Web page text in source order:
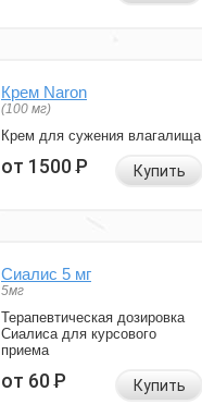
Крем Naron
(100 мг)
Крем для сужения влагалища
от 1500Р Купить
Сиалис 5 мг
5мг
Терапевтическая дозировка
Сиалиса для курсового
приема
от 60Р Купить